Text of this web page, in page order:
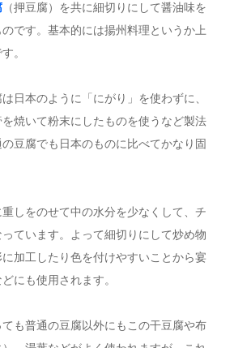
（押豆腐）を共に細切りにして醤油味を
です。基本的には揚州料理というか上
。
日本のように「にがり」を使わずに、
焼いて粉末にしたものを使うなど製法
豆腐でも日本のものに比べてかなり固
しをのせて中の水分を少なくして、チ
ています。よって細切りにして炒め物
加工したり色を付けやすいことから宴
にも使用されます。
も普通の豆腐以外にもこの干豆腐や布